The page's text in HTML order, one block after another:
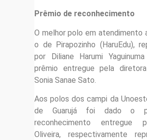
Prêmio de reconhecimento
O melhor polo em atendimento
o de Pirapozinho (HaruEdu),
por Diliane Harumi
prêmio entregue pela
Sonia Sanae Sato.
Aos polos dos campi da
de Guarujá foi dado o
reconhecimento entregue
Oliveira, respectivamente